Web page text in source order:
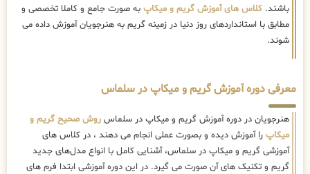
باشند. کلاس های آموزش گریم و میکاپ به صورت جامع و کاملا تخصصی و
مطابق با استانداردهای روز دنیا در زمینه گریم به هنرجویان آموزش داده می
شوند.
معرفی دوره آموزش گریم و میکاپ در سلماس
هنرجویان در دوره آموزش گریم و میکاپ در سلماس روش صحیح گریم و
میکاپ را آموزش دیده و بصورت عملی انجام می دهند ، در کلاس های
آموزشی گریم و میکاپ در سلماس، آشنایی کامل با انواع مدل‌های جدید
گریم و تکنیک های آن صورت می گیرد. در این دوره آموزشی ابتدا فرم های